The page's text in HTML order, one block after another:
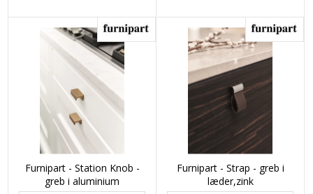
Furnipart - Station Knob -
greb i aluminium
Furnipart - Strap - greb i
læder,zink